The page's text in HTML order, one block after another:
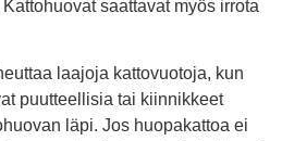
saattavat myös irrota
laajoja kattovuotoja, kun
puutteellisia tai kiinnikkeet
läpi. Jos huopakattoa ei